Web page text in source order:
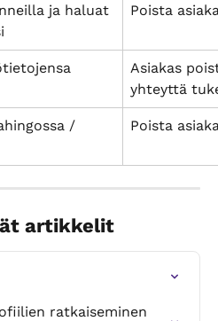
ja haluat
Poista
Asiakas
yhteyttä
/
Poista
artikkelit
ratkaiseminen